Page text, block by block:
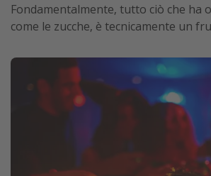
Fondamentalmente, tutto ciò che ha
come le zucche, è tecnicamente un